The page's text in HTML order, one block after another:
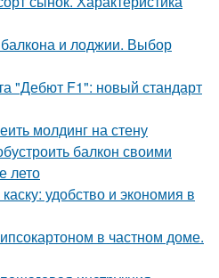
и лоджии. Выбор
"Дебют F1": новый стандарт
молдинг на стену
балкон своими
лето
удобство и экономия в
в частном доме.